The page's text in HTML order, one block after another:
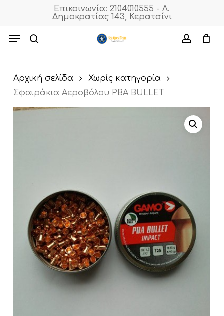
content
Επικοινωνία: 2104010555 - Λ.
Δημοκρατίας 143, Κερατσίνι
Menu
Cart
Αρχική σελίδα
Χωρίς κατηγορία
Σφαιράκια Αεροβόλου ΡΒΑ ΒULLET